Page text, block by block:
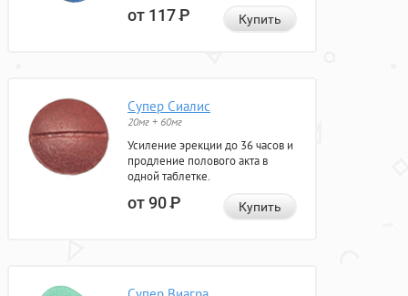
от 117Р Купить
Супер Сиалис
20мг + 60мг
Усиление эрекции до 36 часов и
продление полового акта в
одной таблетке.
от 90Р Купить